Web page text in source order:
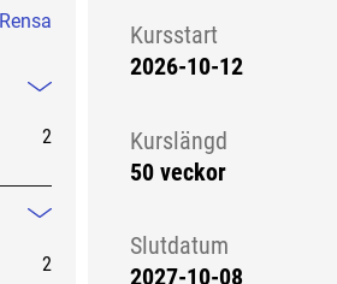
Rensa
2
Mindre information
2
Kursstart
2026-10-12
Kurslängd
50 veckor
Slutdatum
2027-10-08